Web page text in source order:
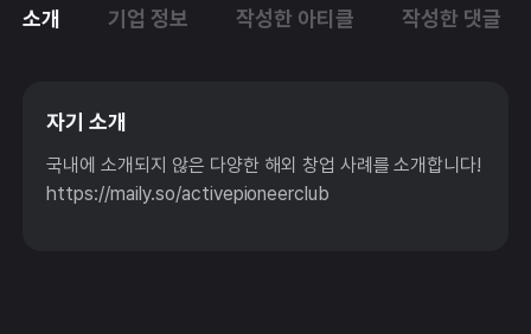
소개 기업 정보 작성한 아티클 작성한 댓글
자기 소개
국내에 소개되지 않은 다양한 해외 창업 사례를 소개합니다!
https://maily.so/activepioneerclub